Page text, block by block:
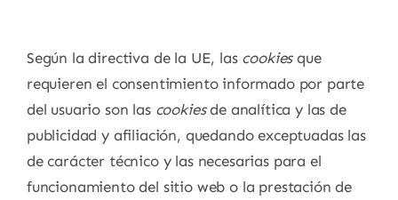
Según la directiva de la UE, las cookies que
requieren el consentimiento informado por parte
del usuario son las cookies de analítica y las de
publicidad y afiliación, quedando exceptuadas las
de carácter técnico y las necesarias para el
funcionamiento del sitio web o la prestación de